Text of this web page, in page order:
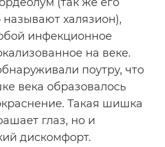
халязион),
инфекционное
на веке.
поутру, что
века образовалось
Такая шишка
глаз, но и
дискомфорт.